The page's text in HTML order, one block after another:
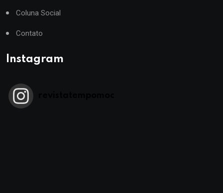
Coluna Social
Contato
Instagram